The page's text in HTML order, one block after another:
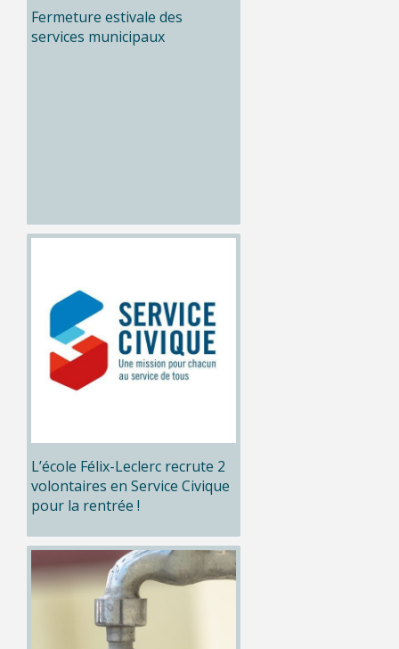
Fermeture estivale des
services municipaux
L’école Félix-Leclerc recrute 2
volontaires en Service Civique
pour la rentrée !